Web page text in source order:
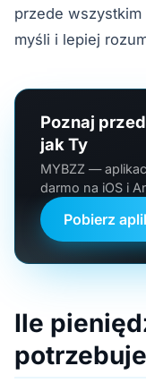
przede
myśli i lepiej
Poznaj
jak Ty
MYBZZ —
darmo na iOS i
Pobierz
Ile